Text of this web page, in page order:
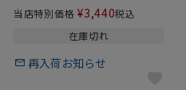
当店特別価格 ¥3,440税込
在庫切れ
再入荷お知らせ